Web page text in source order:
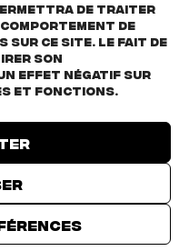
de traiter
de
sur ce site. Le fait de
son
effet négatif sur
et fonctions.
plus d’un million
et des concerts à
élégance